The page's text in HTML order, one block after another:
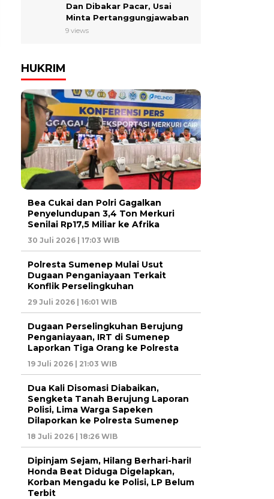
Dan Dibakar Pacar, Usai
Minta Pertanggungjawaban
9 views
HUKRIM
Bea Cukai dan Polri Gagalkan
Penyelundupan 3,4 Ton Merkuri
Senilai Rp17,5 Miliar ke Afrika
30 Juli 2026 | 17:03 WIB
Polresta Sumenep Mulai Usut
Dugaan Penganiayaan Terkait
Konflik Perselingkuhan
29 Juli 2026 | 16:01 WIB
Dugaan Perselingkuhan Berujung
Penganiayaan, IRT di Sumenep
Laporkan Tiga Orang ke Polresta
19 Juli 2026 | 21:03 WIB
Dua Kali Disomasi Diabaikan,
Sengketa Tanah Berujung Laporan
Polisi, Lima Warga Sapeken
Dilaporkan ke Polresta Sumenep
18 Juli 2026 | 18:26 WIB
Dipinjam Sejam, Hilang Berhari-hari!
Honda Beat Diduga Digelapkan,
Korban Mengadu ke Polisi, LP Belum
Terbit